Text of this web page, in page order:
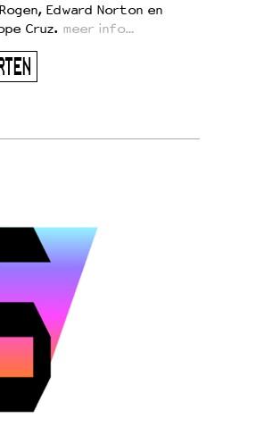
Edward Norton en
Cruz. meer info…